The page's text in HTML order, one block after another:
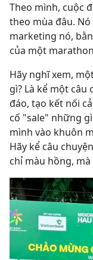
Theo mình, cuộc
theo mùa đâu.
marketing nó,
của một
Hãy nghĩ xem,
gì? Là kể một
đáo, tạo kết nối
cố "sale" những
mình vào khuôn
Hãy kể câu
chỉ màu hồng,